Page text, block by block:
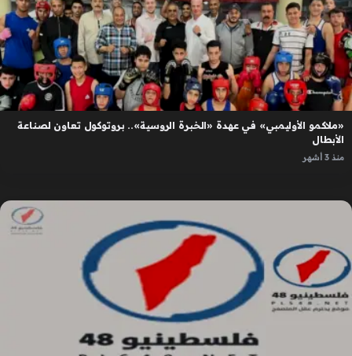
«ملاكمو الأوليمبي» في عهدة «الخبرة الروسية».. بروتوكول تعاون لصناعة
الأبطال
منذ 3 أشهر